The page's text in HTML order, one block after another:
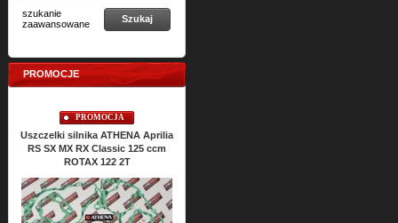
szukanie
zaawansowane
Szukaj
PROMOCJE
PROMOCJA
Uszczelki silnika ATHENA Aprilia
RS SX MX RX Classic 125 ccm
ROTAX 122 2T